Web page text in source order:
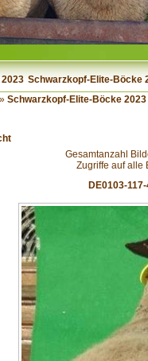
Schwarzkopf-Elite-Böcke
» Schwarzkopf-Elite-Böcke 2023
Gesamtanzahl
Zugriffe auf alle
DE0103-